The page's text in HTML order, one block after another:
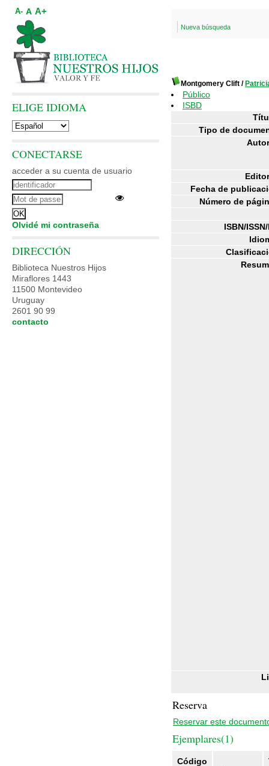
Nueva búsqueda
Montgomery Clift /
Público
ISBD
Tipo de
Fecha de
Número de
ISBN/
Reserva
Reservar este
Ejemplares(1)
Código
A- A A+
ELIGE IDIOMA
CONECTARSE
acceder a su cuenta de usuario
Olvidé mi contraseña
DIRECCIÓN
Biblioteca Nuestros Hijos
Miraflores 1443
11500 Montevideo
Uruguay
2601 90 99
contacto